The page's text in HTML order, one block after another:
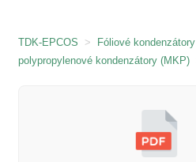
TDK-EPCOS > Fóliové kondenzátory
polypropylenové kondenzátory (MKP)